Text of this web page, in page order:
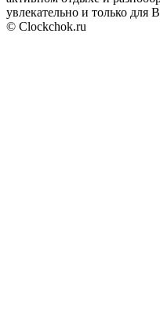
увлекательно и только для
© Clockchok.ru